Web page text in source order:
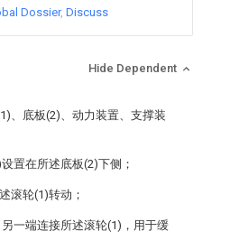
Dossier Discuss
Hide Dependent
、底板(2)、动力装置、支撑装
置在所述底板(2)下侧；
滚轮(1)转动；
一端连接所述滚轮(1)，用于缓